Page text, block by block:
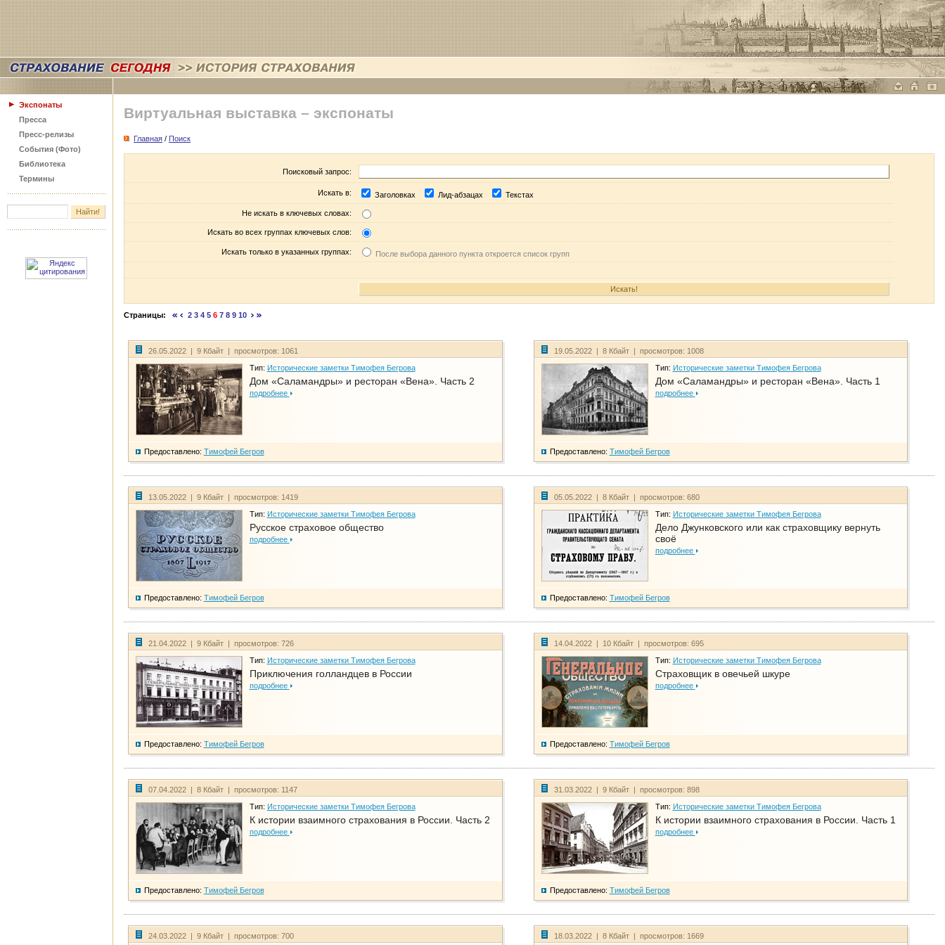
Экспонаты
Пресса
Пресс-релизы
События (Фото)
Библиотека
Термины
Виртуальная выставка – экспонаты
Главная / Поиск
Поисковый запрос:
Искать в: Заголовках Лид-абзацах Текстах
Не искать в ключевых словах:
Искать во всех группах ключевых слов:
Искать только в указанных группах: После выбора данного пункта откроется список групп
Страницы: 2 3 4 5 6 7 8 9 10
26.05.2022 | 9 Кбайт | просмотров: 1061
Тип: Исторические заметки Тимофея Бегрова
Дом «Саламандры» и ресторан «Вена». Часть 2
подробнее
Предоставлено: Тимофей Бегров
19.05.2022 | 8 Кбайт | просмотров: 1008
Тип: Исторические заметки Тимофея Бегрова
Дом «Саламандры» и ресторан «Вена». Часть 1
подробнее
Предоставлено: Тимофей Бегров
13.05.2022 | 9 Кбайт | просмотров: 1419
Тип: Исторические заметки Тимофея Бегрова
Русское страховое общество
подробнее
Предоставлено: Тимофей Бегров
05.05.2022 | 8 Кбайт | просмотров: 680
Тип: Исторические заметки Тимофея Бегрова
Дело Джунковского или как страховщику вернуть
своё
подробнее
Предоставлено: Тимофей Бегров
21.04.2022 | 9 Кбайт | просмотров: 726
Тип: Исторические заметки Тимофея Бегрова
Приключения голландцев в России
подробнее
Предоставлено: Тимофей Бегров
14.04.2022 | 10 Кбайт | просмотров: 695
Тип: Исторические заметки Тимофея Бегрова
Страховщик в овечьей шкуре
подробнее
Предоставлено: Тимофей Бегров
07.04.2022 | 8 Кбайт | просмотров: 1147
Тип: Исторические заметки Тимофея Бегрова
К истории взаимного страхования в России. Часть 2
подробнее
Предоставлено: Тимофей Бегров
31.03.2022 | 9 Кбайт | просмотров: 898
Тип: Исторические заметки Тимофея Бегрова
К истории взаимного страхования в России. Часть 1
подробнее
Предоставлено: Тимофей Бегров
24.03.2022 | 9 Кбайт | просмотров: 700 18.03.2022 | 8 Кбайт | просмотров: 1669